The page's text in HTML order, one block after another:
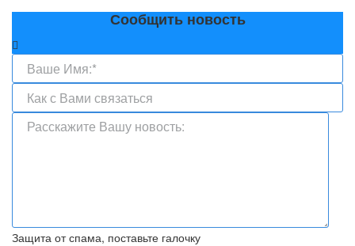
Сообщить новость
Защита от спама, поставьте галочку